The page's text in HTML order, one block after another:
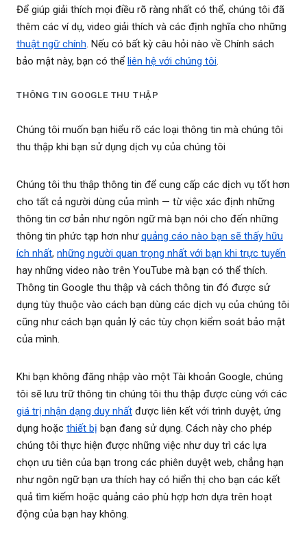
Để giúp giải thích mọi điều rõ ràng nhất có thể, chúng tôi đã
thêm các ví dụ, video giải thích và các định nghĩa cho những
thuật ngữ chính. Nếu có bất kỳ câu hỏi nào về Chính sách
bảo mật này, bạn có thể liên hệ với chúng tôi.
THÔNG TIN GOOGLE THU THẬP
Chúng tôi muốn bạn hiểu rõ các loại thông tin mà chúng tôi
thu thập khi bạn sử dụng dịch vụ của chúng tôi
Chúng tôi thu thập thông tin để cung cấp các dịch vụ tốt hơn
cho tất cả người dùng của mình — từ việc xác định những
thông tin cơ bản như ngôn ngữ mà bạn nói cho đến những
thông tin phức tạp hơn nhưquảng cáo nào bạn sẽ thấy hữu
ích nhất, những người quan trọng nhất với bạn khi trực tuyến
hay những video nào trên YouTube mà bạn có thể thích.
Thông tin Google thu thập và cách thông tin đó được sử
dụng tùy thuộc vào cách bạn dùng các dịch vụ của chúng tôi
cũng như cách bạn quản lý các tùy chọn kiểm soát bảo mật
của mình.
Khi bạn không đăng nhập vào một Tài khoản Google, chúng
tôi sẽ lưu trữ thông tin chúng tôi thu thập được cùng với các
giá trị nhận dạng duy nhất được liên kết với trình duyệt, ứng
dụng hoặc thiết bị bạn đang sử dụng. Cách này cho phép
chúng tôi thực hiện được những việc như duy trì các lựa
chọn ưu tiên của bạn trong các phiên duyệt web, chẳng hạn
như ngôn ngữ bạn ưa thích hay có hiển thị cho bạn các kết
quả tìm kiếm hoặc quảng cáo phù hợp hơn dựa trên hoạt
động của bạn hay không.